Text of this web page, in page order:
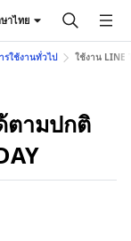
าไทย
รใช้งานทั่วไป ใช้งาน LINE
ตามปกติ